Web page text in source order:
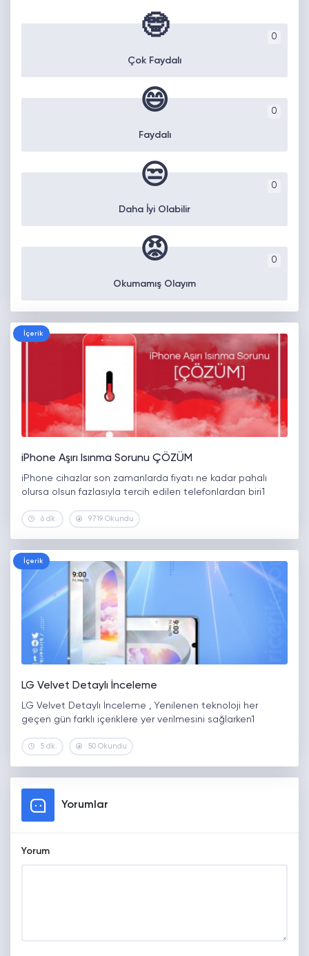
0
🤓
Çok Faydalı
0
😄
Faydalı
0
😒
Daha İyi Olabilir
0
😡
Okumamış Olayım
İçerik
iPhone Aşırı Isınma Sorunu ÇÖZÜM
iPhone cihazlar son zamanlarda fiyatı ne kadar pahalı
olursa olsun fazlasıyla tercih edilen telefonlardan biri1
6 dk. 9719 Okundu
İçerik
LG Velvet Detaylı İnceleme
LG Velvet Detaylı İnceleme , Yenilenen teknoloji her
geçen gün farklı içeriklere yer verilmesini sağlarken1
5 dk. 50 Okundu
Yorumlar
Yorum